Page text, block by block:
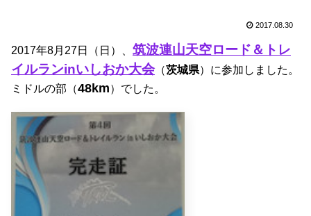
2017.08.30
2017年8月27日（日）、 筑波連山天空ロード＆トレ
イルランinいしおか大会（茨城県）に参加しました。
ミドルの部（48km）でした。